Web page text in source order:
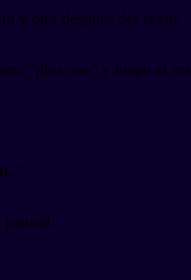
y otra después del sexto.
"plus one" y luego el
natural.